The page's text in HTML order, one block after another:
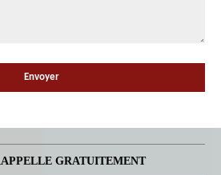
GRATUITEMENT